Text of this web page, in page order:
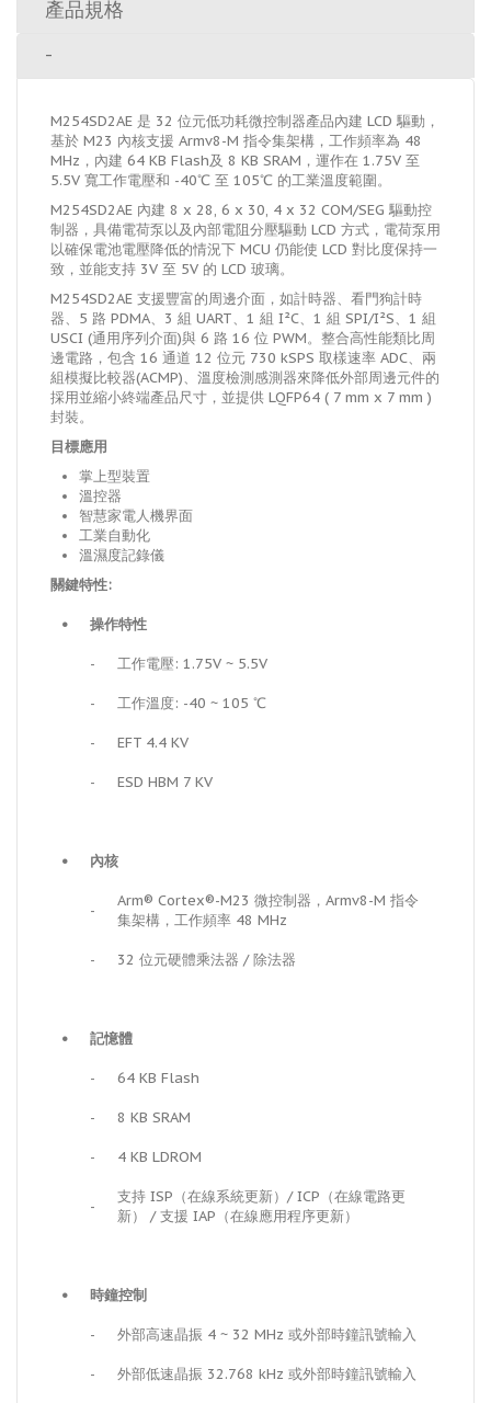
產品規格
-
M254SD2AE 是 32 位元低功耗微控制器產品內建 LCD 驅動，
基於 M23 內核支援 Armv8-M 指令集架構，工作頻率為 48
MHz，內建 64 KB Flash及 8 KB SRAM，運作在 1.75V 至
5.5V 寬工作電壓和 -40℃ 至 105℃ 的工業溫度範圍。
M254SD2AE 內建 8 x 28, 6 x 30, 4 x 32 COM/SEG 驅動控
制器，具備電荷泵以及內部電阻分壓驅動 LCD 方式，電荷泵用
以確保電池電壓降低的情況下 MCU 仍能使 LCD 對比度保持一
致，並能支持 3V 至 5V 的 LCD 玻璃。
M254SD2AE 支援豐富的周邊介面，如計時器、看門狗計時
器、5 路 PDMA、3 組 UART、1 組 I²C、1 組 SPI/I²S、1 組
USCI (通用序列介面)與 6 路 16 位 PWM。整合高性能類比周
邊電路，包含 16 通道 12 位元 730 kSPS 取樣速率 ADC、兩
組模擬比較器(ACMP)、溫度檢測感測器來降低外部周邊元件的
採用並縮小終端產品尺寸，並提供 LQFP64 ( 7 mm x 7 mm )
封裝。
目標應用
掌上型裝置
溫控器
智慧家電人機界面
工業自動化
溫濕度記錄儀
關鍵特性:
• 操作特性
- 工作電壓: 1.75V ~ 5.5V
- 工作溫度: -40 ~ 105 ℃
- EFT 4.4 KV
- ESD HBM 7 KV
• 內核
-
Arm® Cortex®-M23 微控制器，Armv8-M 指令
集架構，工作頻率 48 MHz
- 32 位元硬體乘法器 / 除法器
• 記憶體
- 64 KB Flash
- 8 KB SRAM
- 4 KB LDROM
-
支持 ISP（在線系統更新）/ ICP（在線電路更
新） / 支援 IAP（在線應用程序更新）
• 時鐘控制
- 外部高速晶振 4 ~ 32 MHz 或外部時鐘訊號輸入
- 外部低速晶振 32.768 kHz 或外部時鐘訊號輸入